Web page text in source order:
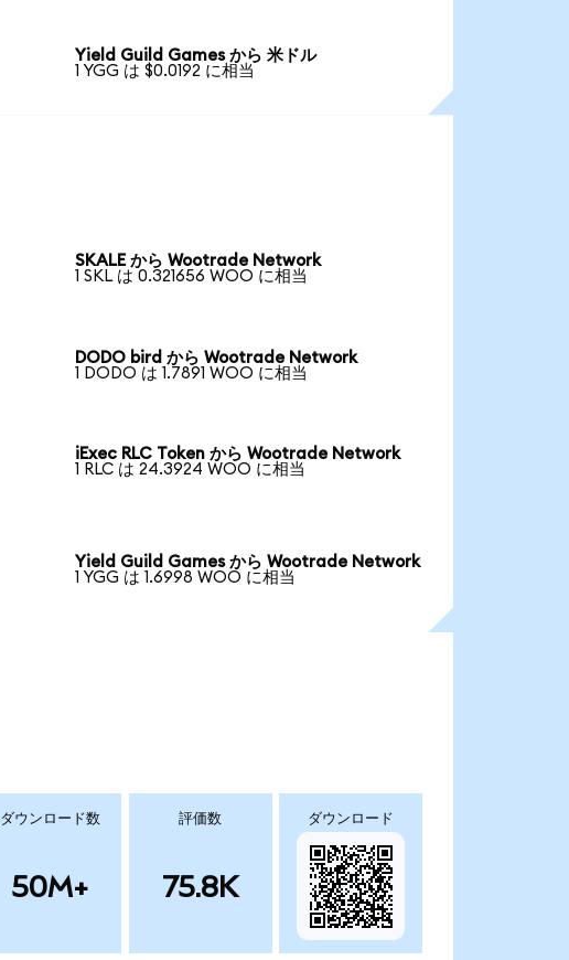
Yield Guild Games から 米ドル
1 YGG は $0.0192 に相当
SKALE から Wootrade Network
1 SKL は 0.321656 WOO に相当
DODO bird から Wootrade Network
1 DODO は 1.7891 WOO に相当
iExec RLC Token から Wootrade Network
1 RLC は 24.3924 WOO に相当
Yield Guild Games から Wootrade Network
1 YGG は 1.6998 WOO に相当
ダウンロード数
50M+
評価数
75.8K
ダウンロード